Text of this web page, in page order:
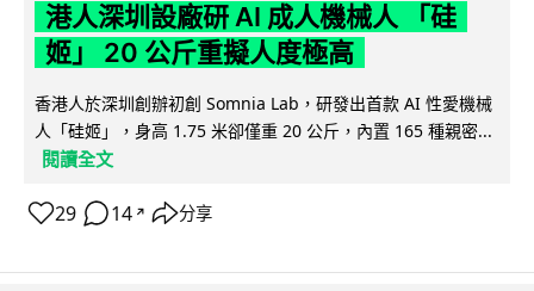
港人深圳設廠研 AI 成人機械人 「硅
姬」 20 公斤重擬人度極高
香港人於深圳創辦初創 Somnia Lab，研發出首款 AI 性愛機械
人「硅姬」，身高 1.75 米卻僅重 20 公斤，內置 165 種親密...
閱讀全文
29 14 ↗ 分享